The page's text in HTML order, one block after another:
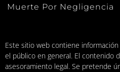
Muerte Por Negligencia
Este sitio web contiene
el público en general. El contenido
asesoramiento legal. Se pretende